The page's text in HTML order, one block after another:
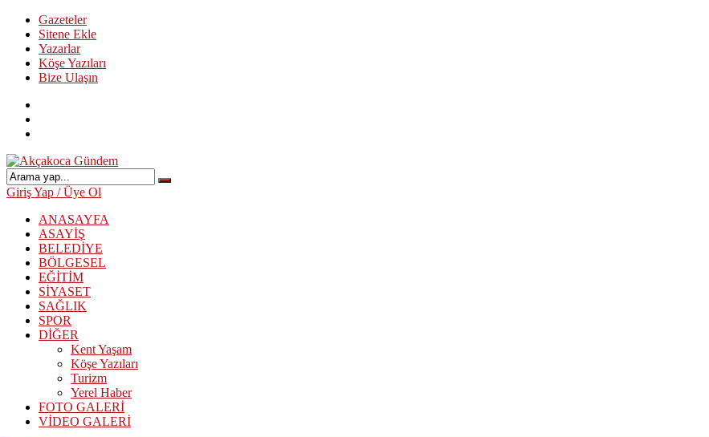
Gazeteler
Sitene Ekle
Yazarlar
Köşe Yazıları
Bize Ulaşın
Giriş Yap / Üye Ol
ANASAYFA
ASAYİŞ
BELEDİYE
BÖLGESEL
EĞİTİM
SİYASET
SAĞLIK
SPOR
DİĞER
Kent Yaşam
Köşe Yazıları
Turizm
Yerel Haber
FOTO GALERİ
VİDEO GALERİ